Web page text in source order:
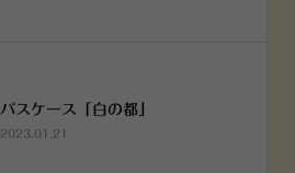
パスケース「白の都」
2023.01.21